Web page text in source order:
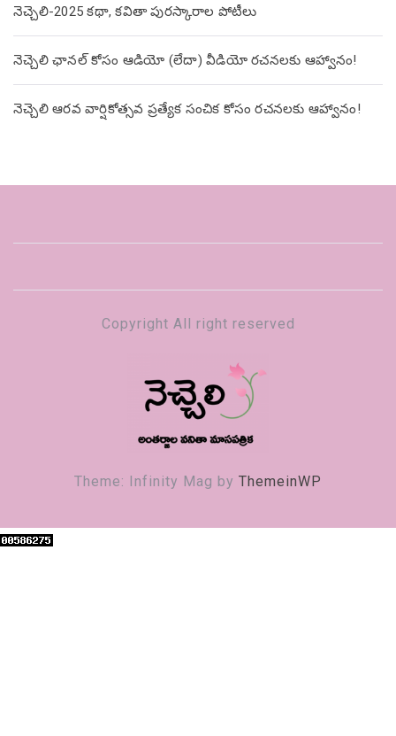
నెచ్చెలి-2025 కథా, కవితా పురస్కారాల పోటీలు
నెచ్చెలి ఛానల్ కోసం ఆడియో (లేదా) వీడియో రచనలకు ఆహ్వానం!
నెచ్చెలి ఆరవ వార్షికోత్సవ ప్రత్యేక సంచిక కోసం రచనలకు ఆహ్వానం!
Copyright All right reserved
Theme: Infinity Mag by ThemeinWP